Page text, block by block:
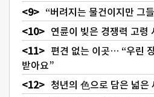
“버려지는 물건이지만 그
연륜이 빚은 경쟁력 고령
편견 없는 이곳… “우린
받아요”
청년의 色으로 담은 넓은